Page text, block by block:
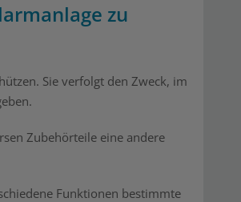
zu
Sie verfolgt den Zweck, im
Zubehörteile eine andere
Funktionen bestimmte